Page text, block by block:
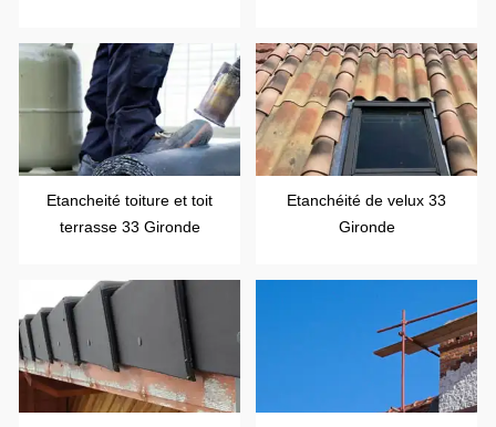
Etancheité toiture et toit
terrasse 33 Gironde
Etanchéité de velux 33
Gironde